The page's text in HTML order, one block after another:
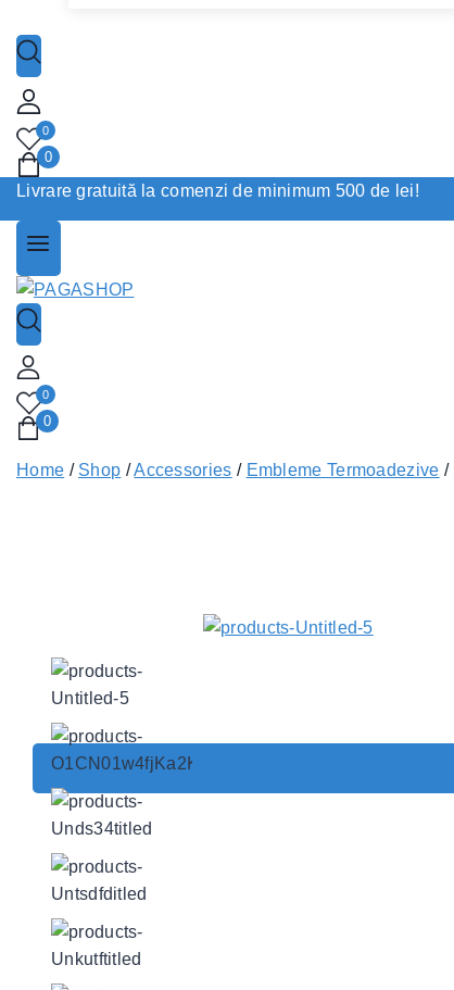
0
0
Livrare gratuită la comenzi de minimum 500 de lei!
0
0
Home / Shop /Accessories / Embleme Termoadezive /